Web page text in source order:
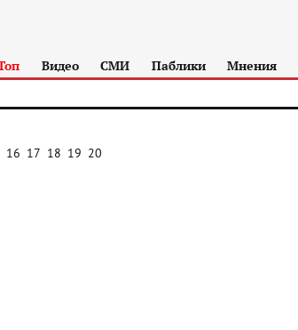
Видео СМИ Паблики Мнения
16 17 18 19 20